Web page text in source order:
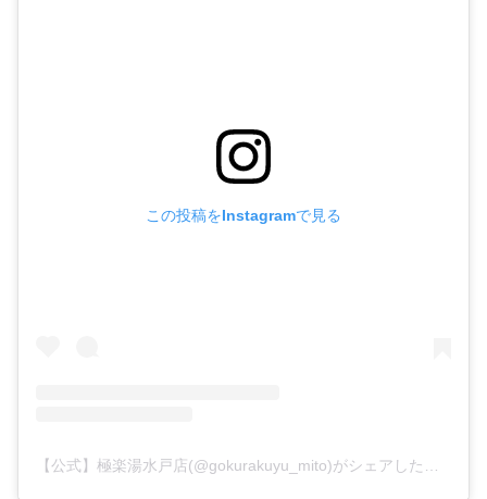
この投稿をInstagramで見る